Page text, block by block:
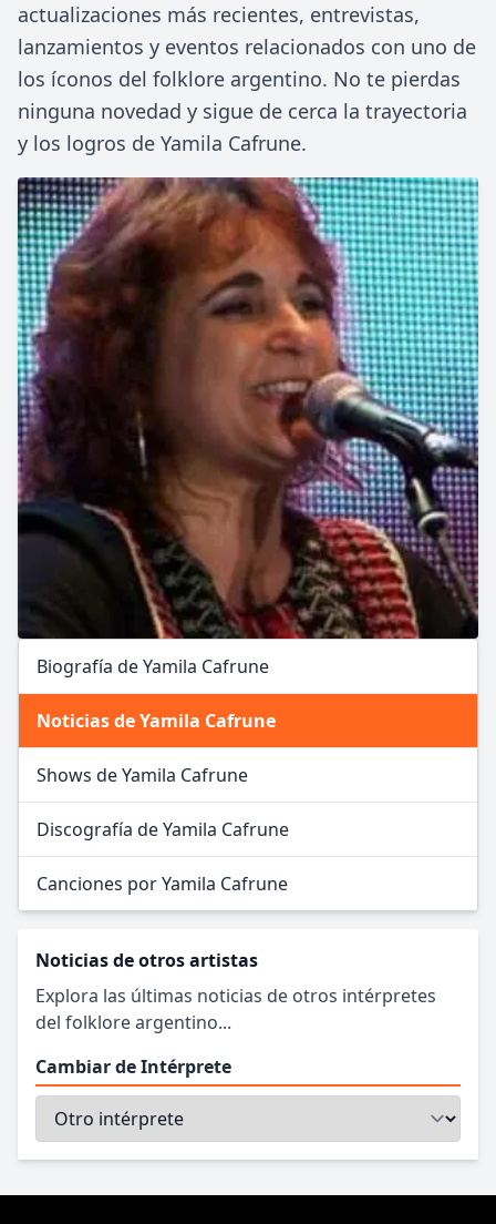
actualizaciones más recientes, entrevistas,
lanzamientos y eventos relacionados con uno de
los íconos del folklore argentino. No te pierdas
ninguna novedad y sigue de cerca la trayectoria
y los logros de Yamila Cafrune.
Biografía de Yamila Cafrune
Noticias de Yamila Cafrune
Shows de Yamila Cafrune
Discografía de Yamila Cafrune
Canciones por Yamila Cafrune
Noticias de otros artistas
Explora las últimas noticias de otros intérpretes
del folklore argentino...
Cambiar de Intérprete